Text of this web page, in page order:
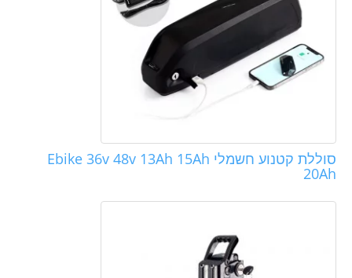
סוללת קטנוע חשמלי Ebike 36v 48v 13Ah 15Ah
20Ah